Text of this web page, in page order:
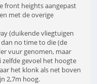
front heights aangepast
met de overige
(duikende vliegtuigen
no time to die (de
vuur genomen, maar
gevoel het hoogte
het klonk als net boven
2,7m hoog.